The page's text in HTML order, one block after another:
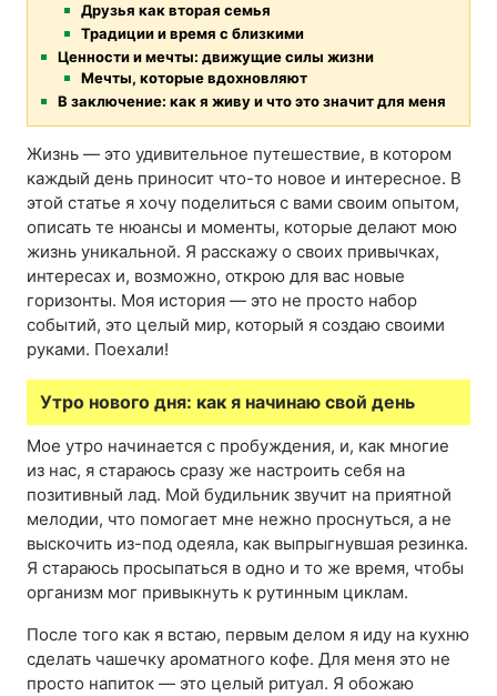
Друзья как вторая семья
Традиции и время с близкими
Ценности и мечты: движущие силы жизни
Мечты, которые вдохновляют
В заключение: как я живу и что это значит для меня
Жизнь — это удивительное путешествие, в котором
каждый день приносит что-то новое и интересное. В
этой статье я хочу поделиться с вами своим опытом,
описать те нюансы и моменты, которые делают мою
жизнь уникальной. Я расскажу о своих привычках,
интересах и, возможно, открою для вас новые
горизонты. Моя история — это не просто набор
событий, это целый мир, который я создаю своими
руками. Поехали!
Утро нового дня: как я начинаю свой день
Мое утро начинается с пробуждения, и, как многие
из нас, я стараюсь сразу же настроить себя на
позитивный лад. Мой будильник звучит на приятной
мелодии, что помогает мне нежно проснуться, а не
выскочить из-под одеяла, как выпрыгнувшая резинка.
Я стараюсь просыпаться в одно и то же время, чтобы
организм мог привыкнуть к рутинным циклам.
После того как я встаю, первым делом я иду на кухню
сделать чашечку ароматного кофе. Для меня это не
просто напиток — это целый ритуал. Я обожаю